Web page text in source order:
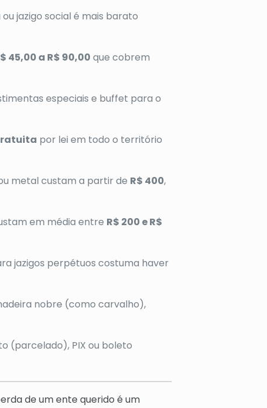
jazigo social é mais barato
45,00 a R$ 90,00 que cobrem
especiais e buffet para o
por lei em todo o território
metal custam a partir de R$ 400,
em média entre R$ 200 e R$
jazigos perpétuos costuma haver
nobre (como carvalho),
(parcelado), PIX ou boleto
de um ente querido é um